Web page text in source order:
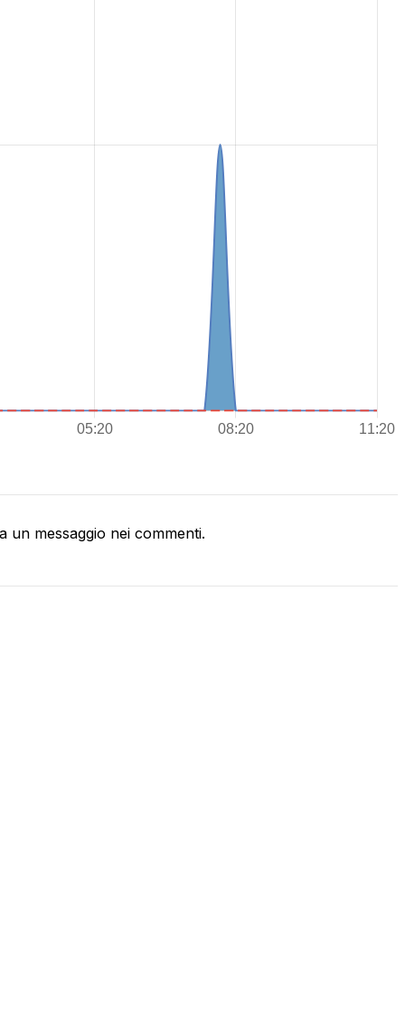
un messaggio nei commenti.